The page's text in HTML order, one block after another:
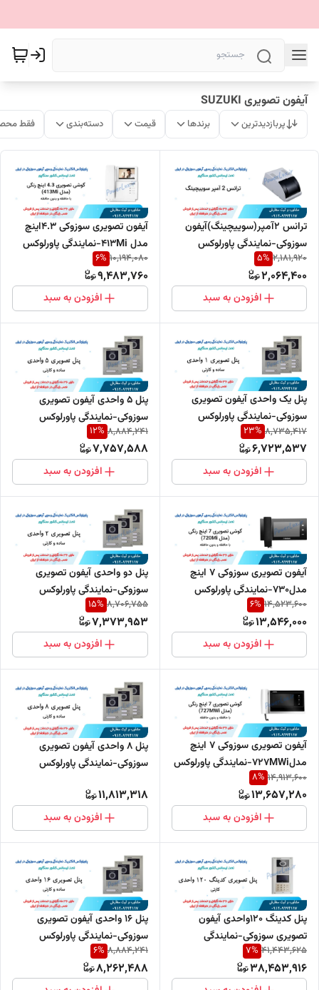
آیفون تصویری SUZUKI
پربازدیدترین برندها قیمت دسته‌بندی فقط
ترانس 2آمپر(سوییچینگ)آیفون
سوزوکی-نمایندگی پاورلوکس
2,181,920
5%
2,064,400
افزودن به سبد
آیفون تصویری سوزوکی 4.3اینچ
مدل 413Mi-نمایندگی پاورلوکس
10,194,080
6%
9,483,760
افزودن به سبد
پنل یک واحدی آیفون تصویری
سوزوکی-نمایندگی پاورلوکس
8,735,417
23%
6,723,537
افزودن به سبد
پنل 5 واحدی آیفون تصویری
سوزوکی-نمایندگی پاورلوکس
8,884,241
12%
7,757,588
افزودن به سبد
آیفون تصویری سوزوکی 7 اینچ
مدل730-نمایندگی پاورلوکس
14,523,600
6%
13,546,000
افزودن به سبد
پنل دو واحدی آیفون تصویری
سوزوکی-نمایندگی پاورلوکس
8,706,755
15%
7,373,953
افزودن به سبد
آیفون تصویری سوزوکی 7 اینچ
مدل727MWi-نمایندگی پاورلوکس
14,913,600
8%
13,657,280
افزودن به سبد
پنل 8 واحدی آیفون تصویری
سوزوکی-نمایندگی پاورلوکس
11,813,318
افزودن به سبد
پنل کدینگ 120واحدی آیفون
تصویری سوزوکی-نمایندگی
پاورلوکس
41,443,625
7%
38,453,916
پنل 16 واحدی آیفون تصویری
سوزوکی-نمایندگی پاورلوکس
8,884,241
6%
8,262,488